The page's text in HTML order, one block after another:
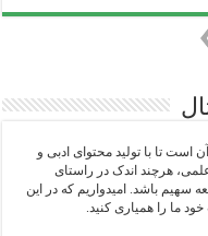
است تا با تولید محتوای ادبی و
علمی، هرچند اندک در راستای
سهیم باشد. امیدواریم که در این
ما را همیاری‌ کنید.